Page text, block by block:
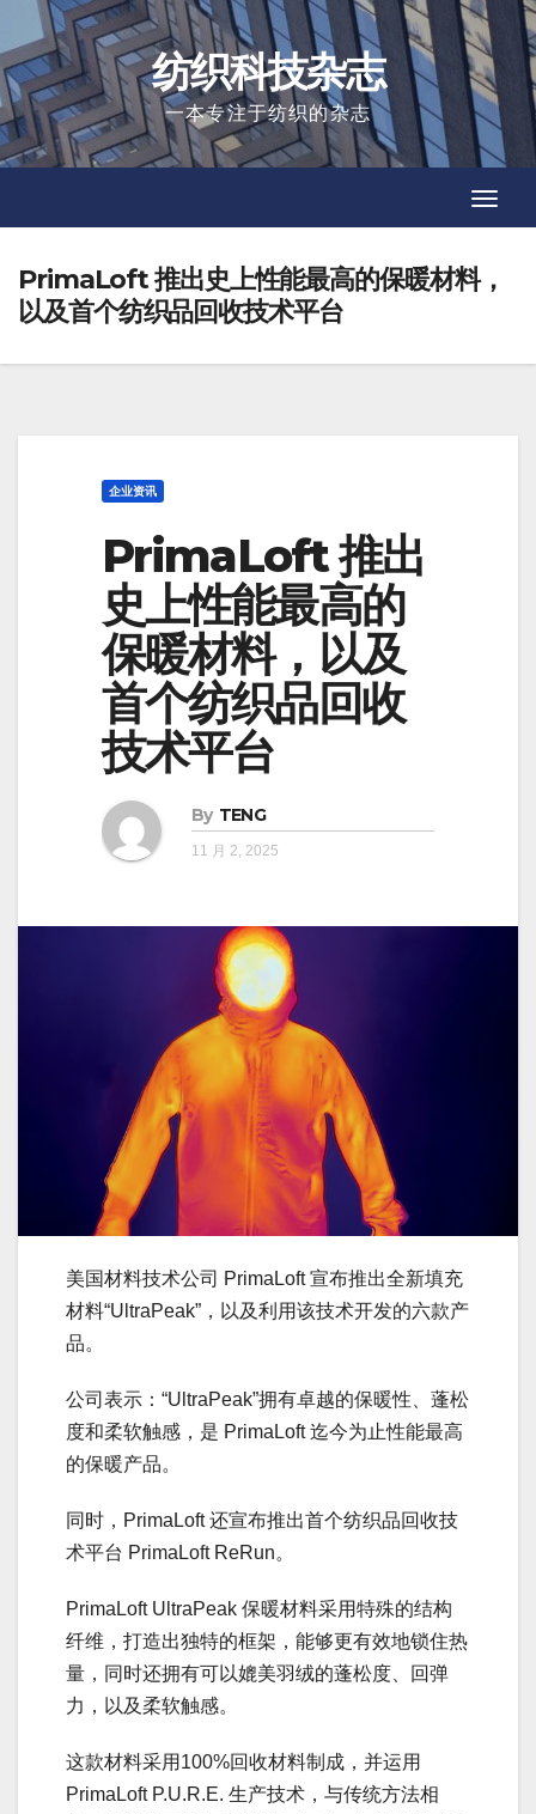
to
content
纺织科技杂志
一本专注于纺织的杂志
PrimaLoft 推出史上性能最高的保暖材料，
以及首个纺织品回收技术平台
企业资讯
PrimaLoft 推出
史上性能最高的
保暖材料，以及
首个纺织品回收
技术平台
By TENG
11 月 2, 2025
美国材料技术公司 PrimaLoft 宣布推出全新填充
材料“UltraPeak”，以及利用该技术开发的六款产
品。
公司表示：“UltraPeak”拥有卓越的保暖性、蓬松
度和柔软触感，是 PrimaLoft 迄今为止性能最高
的保暖产品。
同时，PrimaLoft 还宣布推出首个纺织品回收技
术平台 PrimaLoft ReRun。
PrimaLoft UltraPeak 保暖材料采用特殊的结构
纤维，打造出独特的框架，能够更有效地锁住热
量，同时还拥有可以媲美羽绒的蓬松度、回弹
力，以及柔软触感。
这款材料采用100%回收材料制成，并运用
PrimaLoft P.U.R.E. 生产技术，与传统方法相